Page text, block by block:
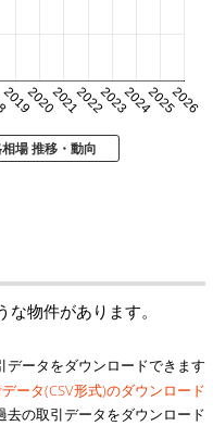
20192020202120222023202420252026
場 推移・動向
物件があります。
データをダウンロードできます
ータ(CSV形式)のダウンロード
の取引データをダウンロード